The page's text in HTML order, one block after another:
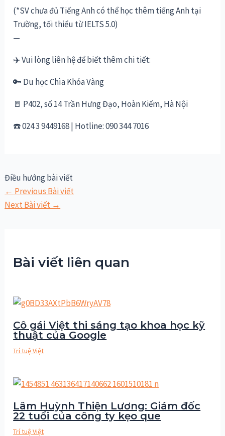
(*SV chưa đủ Tiếng Anh có thể học thêm tiếng Anh tại
Trường, tối thiểu từ IELTS 5.0)
—
✈️Vui lòng liên hệ để biết thêm chi tiết:
🔑 Du học Chìa Khóa Vàng
🚪 P402, số 14 Trần Hưng Đạo, Hoàn Kiếm, Hà Nội
☎️024 3 9449168 | Hotline: 090 344 7016
Điều hướng bài viết
← Previous Bài viết
Next Bài viết →
Bài viết liên quan
Cô gái Việt thi sáng tạo khoa học kỹ
thuật của Google
Trí tuệ Việt
Lâm Huỳnh Thiện Lương: Giám đốc
22 tuổi của công ty kẹo que
Trí tuệ Việt